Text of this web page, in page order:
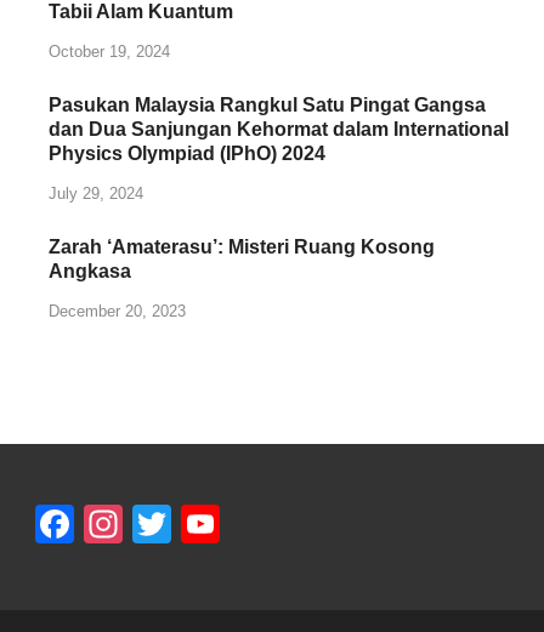
Tabii Alam Kuantum
October 19, 2024
Pasukan Malaysia Rangkul Satu Pingat Gangsa
dan Dua Sanjungan Kehormat dalam International
Physics Olympiad (IPhO) 2024
July 29, 2024
Zarah ‘Amaterasu’: Misteri Ruang Kosong
Angkasa
December 20, 2023
Facebook
Instagram
Twitter